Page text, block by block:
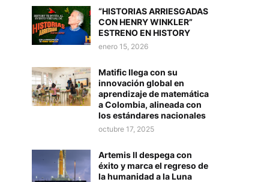
“HISTORIAS ARRIESGADAS
CON HENRY WINKLER”
ESTRENO EN HISTORY
enero 15, 2026
Matific llega con su
innovación global en
aprendizaje de matemática
a Colombia, alineada con
los estándares nacionales
octubre 17, 2025
Artemis II despega con
éxito y marca el regreso de
la humanidad a la Luna